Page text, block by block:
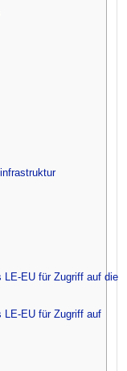
LE-EU für Zugriff auf die
LE-EU für Zugriff auf